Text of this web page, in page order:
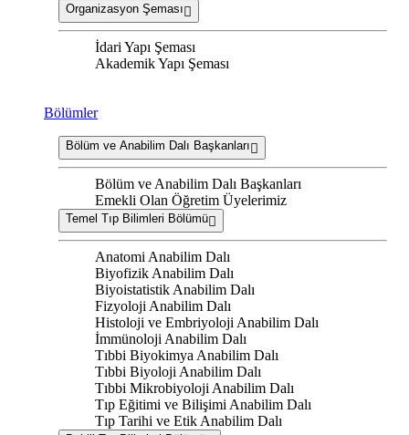
Organizasyon Şeması
İdari Yapı Şeması
Akademik Yapı Şeması
Bölümler
Bölüm ve Anabilim Dalı Başkanları
Bölüm ve Anabilim Dalı Başkanları
Emekli Olan Öğretim Üyelerimiz
Temel Tıp Bilimleri Bölümü
Anatomi Anabilim Dalı
Biyofizik Anabilim Dalı
Biyoistatistik Anabilim Dalı
Fizyoloji Anabilim Dalı
Histoloji ve Embriyoloji Anabilim Dalı
İmmünoloji Anabilim Dalı
Tıbbi Biyokimya Anabilim Dalı
Tıbbi Biyoloji Anabilim Dalı
Tıbbi Mikrobiyoloji Anabilim Dalı
Tıp Eğitimi ve Bilişimi Anabilim Dalı
Tıp Tarihi ve Etik Anabilim Dalı